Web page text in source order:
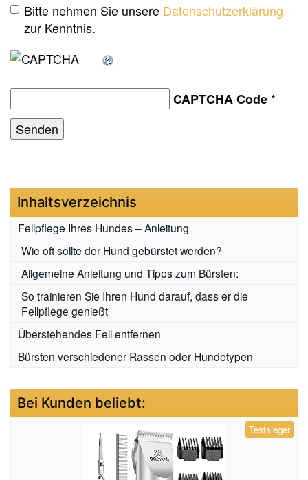
Bitte nehmen Sie unsere Datenschutzerklärung
zur Kenntnis.
CAPTCHA Code *
Inhaltsverzeichnis
Fellpflege Ihres Hundes – Anleitung
Wie oft sollte der Hund gebürstet werden?
Allgemeine Anleitung und Tipps zum Bürsten:
So trainieren Sie Ihren Hund darauf, dass er die
Fellpflege genießt
Überstehendes Fell entfernen
Bürsten verschiedener Rassen oder Hundetypen
Bei Kunden beliebt:
Testsieger